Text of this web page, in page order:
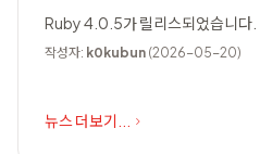
Ruby 4.0.5가 릴리스되었습니다.
작성자: k0kubun (2026-05-20)
뉴스 더보기...